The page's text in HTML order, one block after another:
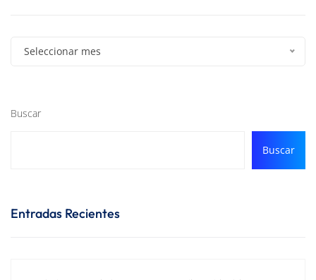
Seleccionar mes
Buscar
Buscar
Entradas Recientes